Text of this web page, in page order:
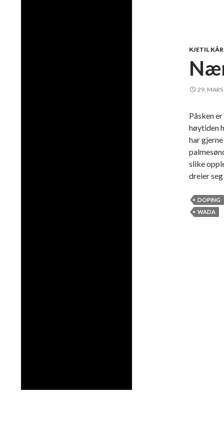
KJETIL
29.
Påsken
høytiden
har
slike
dreier
DOPING
WADA